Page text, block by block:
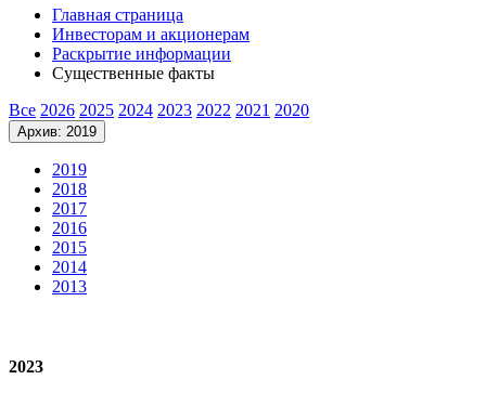
Главная страница
Инвесторам и акционерам
Раскрытие информации
Существенные факты
Все 2026 2025 2024 2023 2022 2021 2020
Архив: 2019
2019
2018
2017
2016
2015
2014
2013
2023